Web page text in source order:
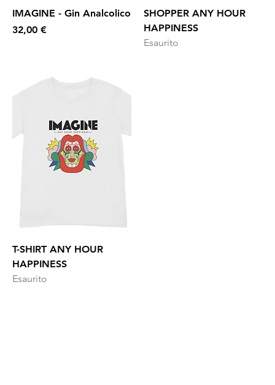
IMAGINE - Gin Analcolico
Prezzo
32,00 €
SHOPPER ANY HOUR
HAPPINESS
Esaurito
T-SHIRT ANY HOUR
HAPPINESS
Esaurito